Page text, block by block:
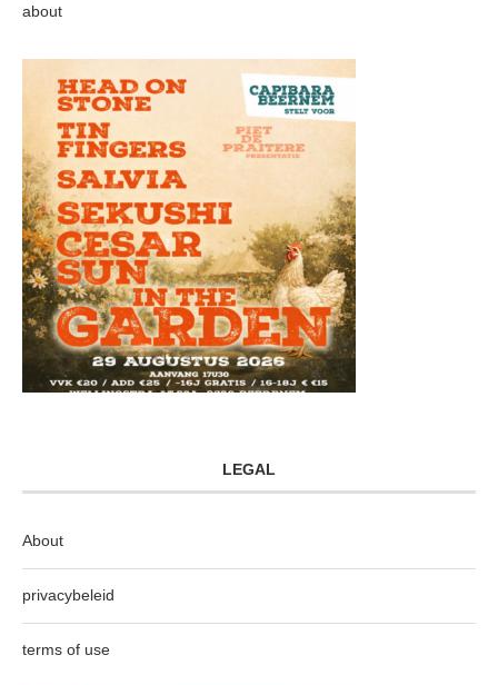
about
LEGAL
About
privacybeleid
terms of use